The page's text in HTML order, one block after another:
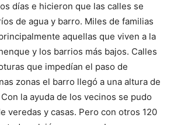
días e hicieron que las calles se
de agua y barro. Miles de familias
aquellas que viven a la
y los barrios más bajos. Calles
que impedían el paso de
zonas el barro llegó a una altura de
la ayuda de los vecinos se pudo
veredas y casas. Pero con otros 120